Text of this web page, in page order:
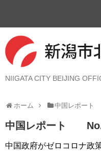
NIIGATA CITY BEIJING
ホーム 中国レポート
中国レポート
中国政府がゼロコロナ政